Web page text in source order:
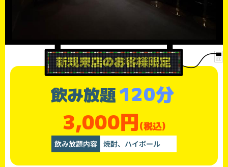
飲み放題120分
3,000円(税込)
飲み放題内容 焼酎、ハイボール